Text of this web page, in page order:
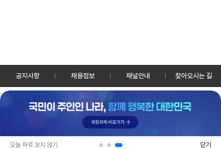
오늘 하루 보지 않기 닫기
공지사항 채용정보 채널안내 찾아오시는 길
30128 세종특별자치시 정부2청사로 13 한국정책방송원 KTV
TEL: 044-204-8000
Copyrightⓒ KTV 국민방송 All Rights Reserved.